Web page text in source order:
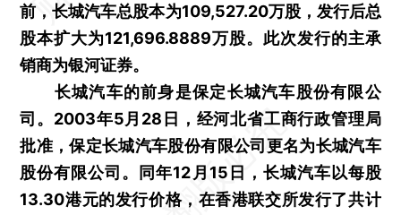
前，长城汽车总股本为109,527.20万股，发行后总
股本扩大为121,696.8889万股。此次发行的主承
销商为银河证券。
长城汽车的前身是保定长城汽车股份有限公
司。2003年5月28日，经河北省工商行政管理局
批准，保定长城汽车股份有限公司更名为长城汽车
股份有限公司。同年12月15日，长城汽车以每股
13.30港元的发行价格，在香港联交所发行了共计